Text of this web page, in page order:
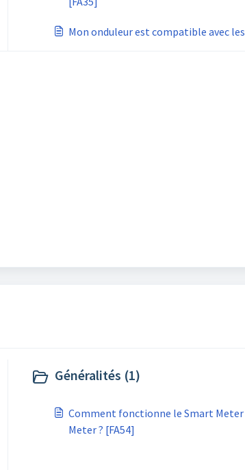
Mon onduleur est compatible avec
Généralités (1)
Comment fonctionne le Smart Meter
Meter ? [FA54]